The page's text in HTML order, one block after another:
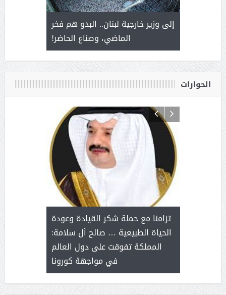
سلمان
إلى وزير خارجية لبنان.. البدو هم فخر
الماضي، وصناع الحاضر!
يحمل
من عشق
الحوارات
مع
بنت
تزامنا مع حملة شكر القيادة وعودة
الحياة الطبيعية … صالح آل سلامة:
المملكة تفوقت على دول العالم
في مواجهة كورونا
آل شرمه:
على برامج
هي أساس